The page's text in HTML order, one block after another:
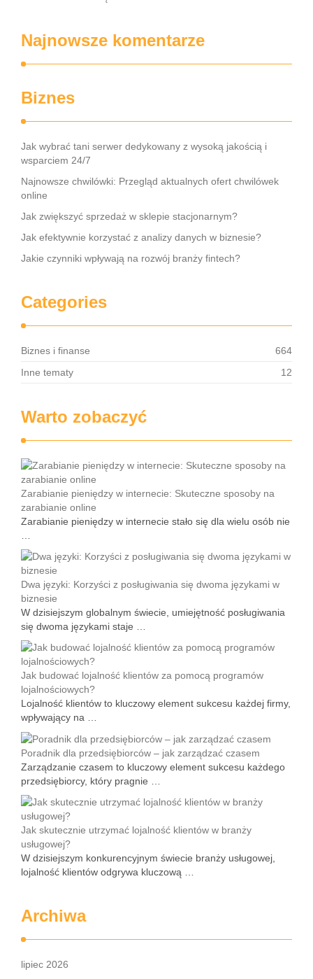
Najnowsze komentarze
Biznes
Jak wybrać tani serwer dedykowany z wysoką jakością i
wsparciem 24/7
Najnowsze chwilówki: Przegląd aktualnych ofert chwilówek
online
Jak zwiększyć sprzedaż w sklepie stacjonarnym?
Jak efektywnie korzystać z analizy danych w biznesie?
Jakie czynniki wpływają na rozwój branży fintech?
Categories
Biznes i finanse
664
Inne tematy
12
Warto zobaczyć
Zarabianie pieniędzy w internecie: Skuteczne sposoby na
zarabianie online
Zarabianie pieniędzy w internecie stało się dla wielu osób nie
Dwa języki: Korzyści z posługiwania się dwoma językami w
biznesie
W dzisiejszym globalnym świecie, umiejętność posługiwania
się dwoma językami staje …
Jak budować lojalność klientów za pomocą programów
lojalnościowych?
Lojalność klientów to kluczowy element sukcesu każdej firmy,
wpływający na …
Poradnik dla przedsiębiorców – jak zarządzać czasem
Zarządzanie czasem to kluczowy element sukcesu każdego
przedsiębiorcy, który pragnie …
Jak skutecznie utrzymać lojalność klientów w branży
usługowej?
W dzisiejszym konkurencyjnym świecie branży usługowej,
lojalność klientów odgrywa kluczową …
Archiwa
lipiec 2026